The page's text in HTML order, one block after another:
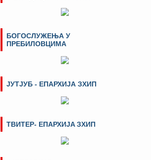
БОГОСЛУЖЕЊА У
ПРЕБИЛОВЦИМА
ЈУТЈУБ - ЕПАРХИЈА ЗХИП
ТВИТЕР- ЕПАРХИЈA ЗХИП